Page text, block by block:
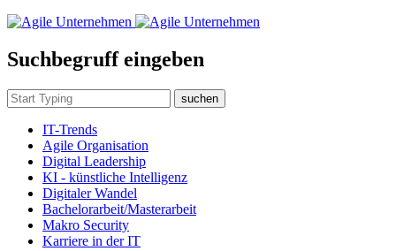
Suchbegruff eingeben
suchen
IT-Trends
Agile Organisation
Digital Leadership
KI - künstliche Intelligenz
Digitaler Wandel
Bachelorarbeit/Masterarbeit
Makro Security
Karriere in der IT